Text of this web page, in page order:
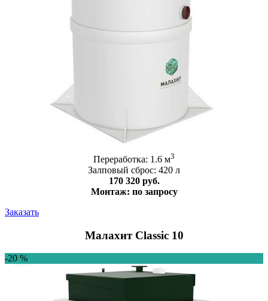
Переработка: 1.6 м3
Залповый сброс: 420 л
170 320 руб.
Монтаж: по запросу
Заказать
Малахит Classic 10
-20 %